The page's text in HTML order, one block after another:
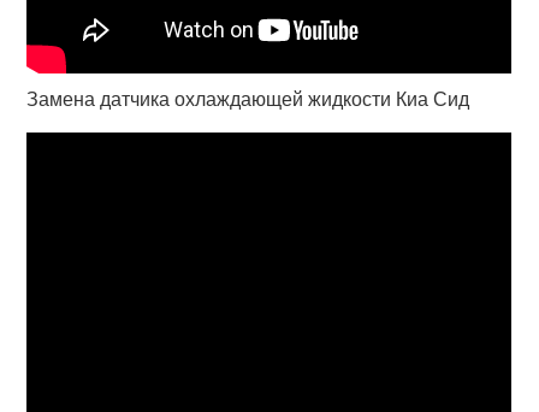
Замена датчика охлаждающей жидкости Киа Сид